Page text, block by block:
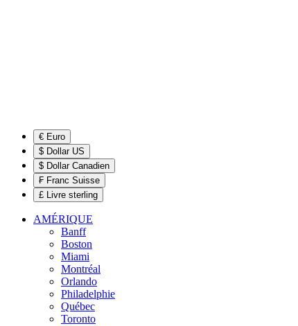
€ Euro
$ Dollar US
$ Dollar Canadien
₣ Franc Suisse
£ Livre sterling
AMÉRIQUE
Banff
Boston
Miami
Montréal
Orlando
Philadelphie
Québec
Toronto